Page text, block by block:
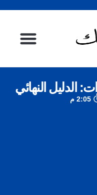
الدليل النهائي
2:05 م